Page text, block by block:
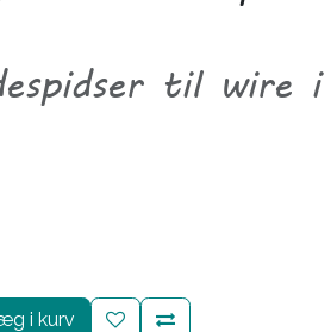
til wire i
i kurv